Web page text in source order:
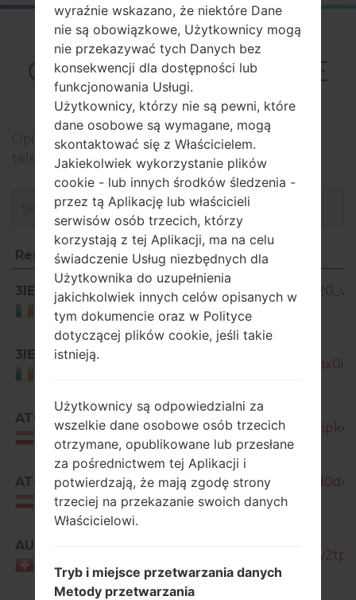
FirmwareSamsung
GT-I9515Galaxy S4 VE
LTE
Оpis regionów oprogramowania układowego dla
telefonów Samsung
Region
Nazwa pliku
Region
Nazwa pliku
3IE
Ireland
GT-
3IE
GT-
ATO
Austria
GT-
ATO
Austria
GT-
AUT
Switzerland
GT-
wyraźnie wskazano, że niektóre Dane
nie są obowiązkowe, Użytkownicy mogą
nie przekazywać tych Danych bez
konsekwencji dla dostępności lub
funkcjonowania Usługi.
Użytkownicy, którzy nie są pewni, które
dane osobowe są wymagane, mogą
skontaktować się z Właścicielem.
Jakiekolwiek wykorzystanie plików
cookie - lub innych środków śledzenia -
przez tą Aplikację lub właścicieli
serwisów osób trzecich, którzy
korzystają z tej Aplikacji, ma na celu
świadczenie Usług niezbędnych dla
Użytkownika do uzupełnienia
jakichkolwiek innych celów opisanych w
tym dokumencie oraz w Polityce
dotyczącej plików cookie, jeśli takie
istnieją.
Użytkownicy są odpowiedzialni za
wszelkie dane osobowe osób trzecich
otrzymane, opublikowane lub przesłane
za pośrednictwem tej Aplikacji i
potwierdzają, że mają zgodę strony
trzeciej na przekazanie swoich danych
Właścicielowi.
Tryb i miejsce przetwarzania danych
Metody przetwarzania